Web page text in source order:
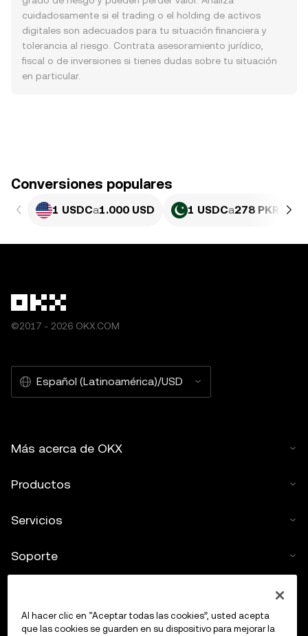
cuidadosamente si el trading o el holding de activos
digitales son adecuados para tu situación financiera y
tolerancia al riesgo. Contrata asesoramiento jurídico,
fiscal o de inversiones si tienes dudas sobre tu situación
en particular.
Conversiones populares
1 USDCa1.000 USD 1 USDCa278 PKR
©2017 - 2026 OKX.COM
Español (Latinoamérica)/USD
Más acerca de OKX
Productos
Servicios
Soporte
Calculadora de criptomonedas
Al hacer clic en “Aceptar todas las cookies”, usted acepta
que las cookies se guarden en su dispositivo para mejorar la